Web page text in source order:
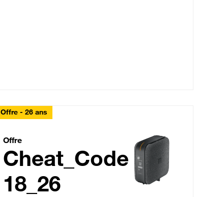
Offre - 26 ans
Cheat_Code Fibre_18_26
Offre
Cheat_Code
18_26